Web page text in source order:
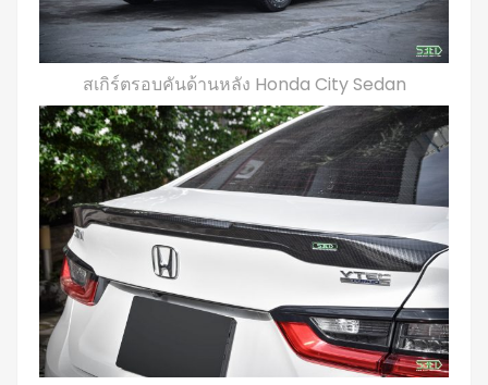
สเกิร์ตรอบคันด้านหลัง Honda City Sedan